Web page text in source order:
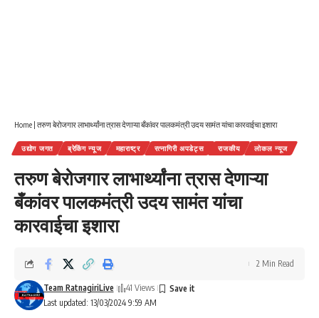
Home | तरुण बेरोजगार लाभार्थ्यांना त्रास देणाऱ्या बँकांवर पालकमंत्री उदय सामंत यांचा कारवाईचा इशारा
उद्योग जगत ब्रेकिंग न्यूज महाराष्ट्र रत्नागिरी अपडेट्स राजकीय लोकल न्यूज
तरुण बेरोजगार लाभार्थ्यांना त्रास देणाऱ्या
बँकांवर पालकमंत्री उदय सामंत यांचा
कारवाईचा इशारा
Last updated: 13/03/2024 9:59 AM
Team RatnagiriLive 41 Views
2 Min Read